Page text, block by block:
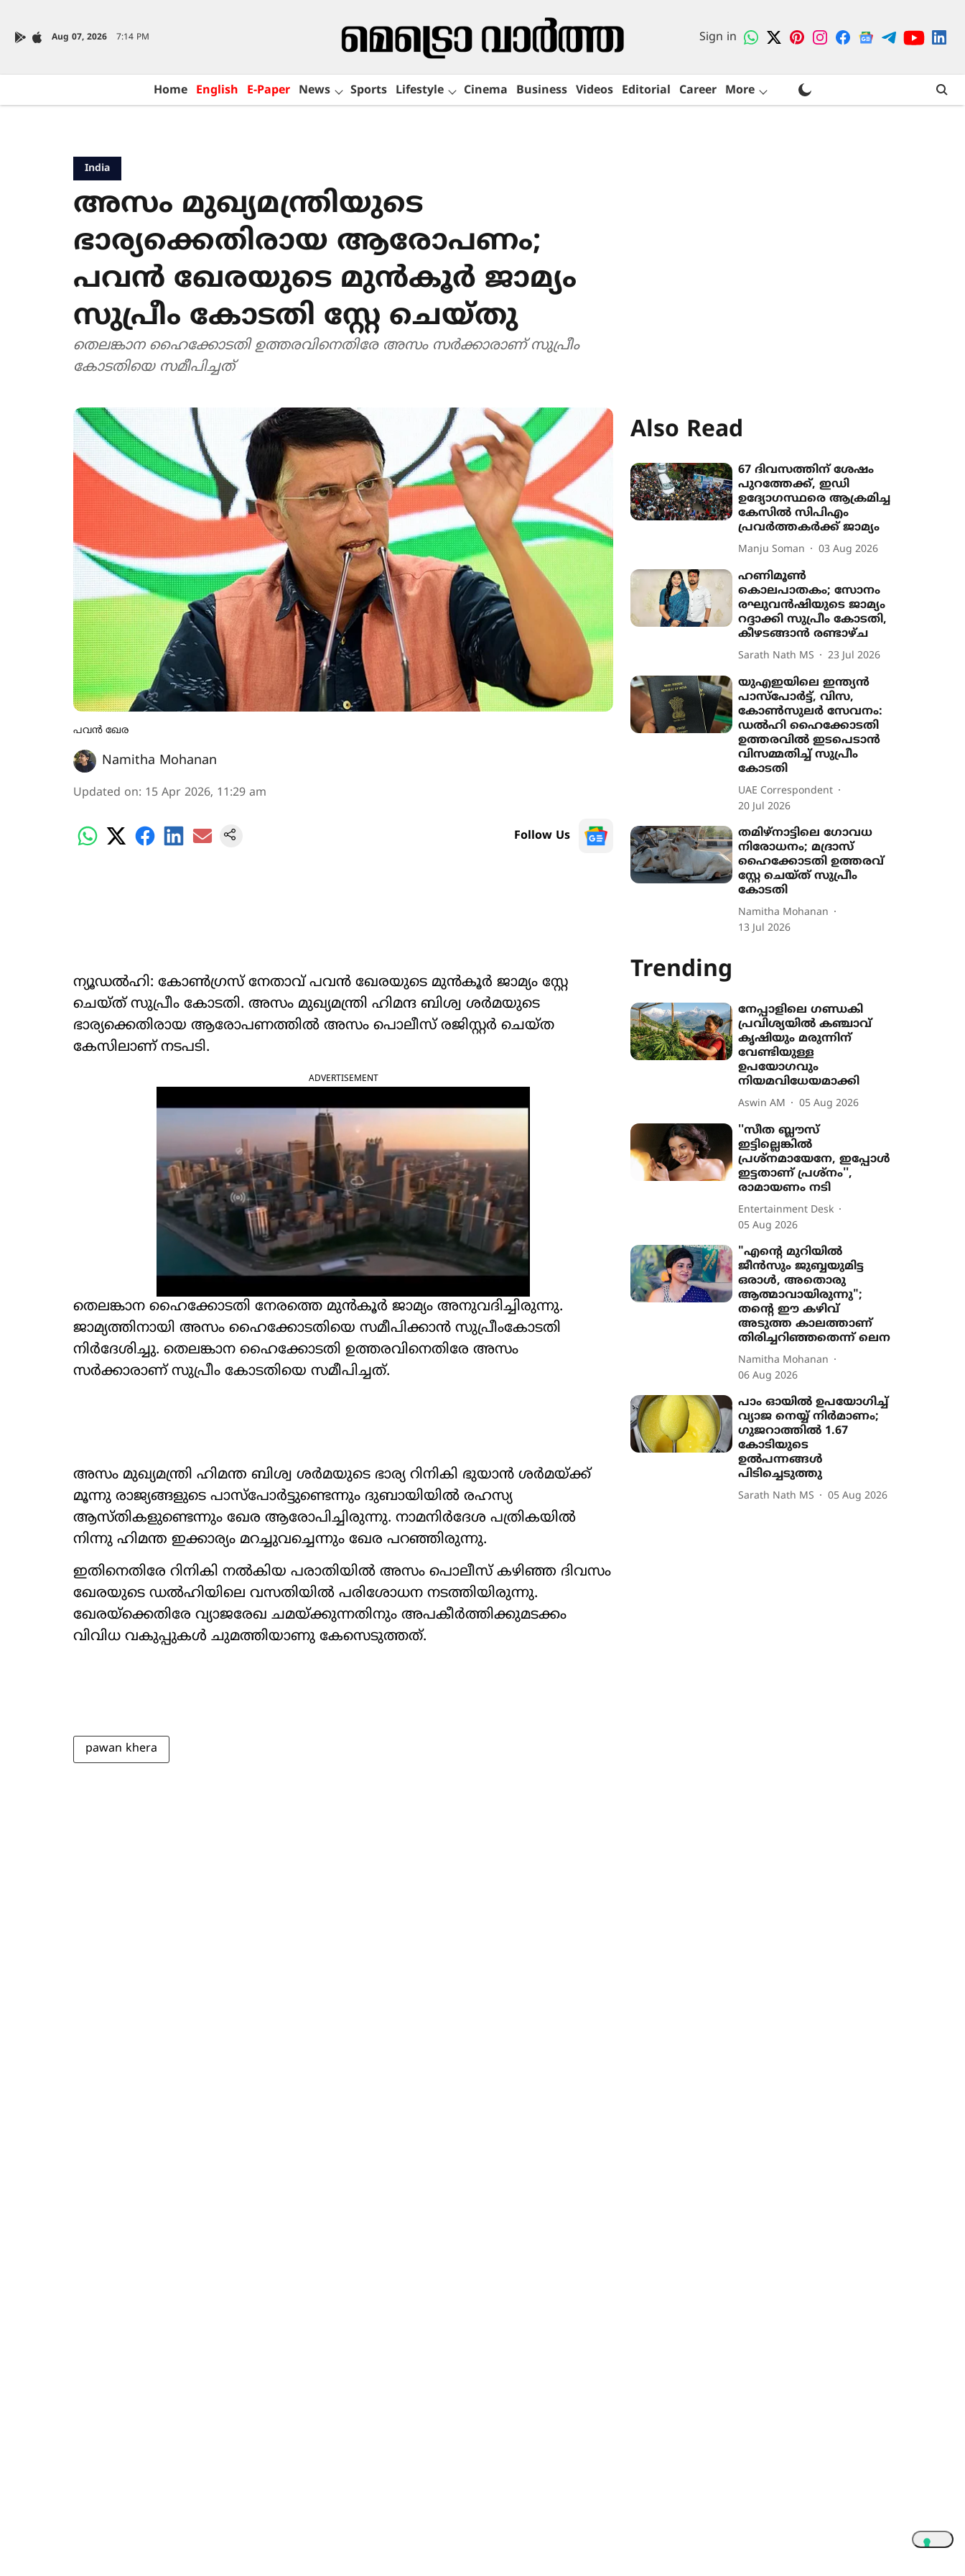
Aug 07, 2026 7:14 PM Sign in
Home English E-Paper News Sports Lifestyle Cinema Business Videos Editorial Career More
India
അസം മുഖ്യമന്ത്രിയുടെ
ഭാര്യക്കെതിരായ ആരോപണം;
പവന്‍ ഖേരയുടെ മുന്‍കൂര്‍ ജാമ്യം
സുപ്രീം കോടതി സ്റ്റേ ചെയ്തു
തെലങ്കാന ഹൈക്കോടതി ഉത്തരവിനെതിരേ അസം സർക്കാരാണ് സുപ്രീം
കോടതിയെ സമീപിച്ചത്
പവൻ ഖേര
Namitha Mohanan
Updated on: 15 Apr 2026, 11:29 am
Follow Us
ന്യൂഡല്‍ഹി: കോണ്‍ഗ്രസ് നേതാവ് പവന്‍ ഖേരയുടെ മുന്‍കൂര്‍ ജാമ്യം സ്റ്റേ
ചെയ്ത് സുപ്രീം കോടതി. അസം മുഖ്യമന്ത്രി ഹിമന്ദ ബിശ്വ ശര്‍മയുടെ
ഭാര്യക്കെതിരായ ആരോപണത്തില്‍ അസം പൊലീസ് രജിസ്റ്റര്‍ ചെയ്ത
കേസിലാണ് നടപടി.
ADVERTISEMENT
തെലങ്കാന ഹൈക്കോടതി നേരത്തെ മുന്‍കൂര്‍ ജാമ്യം അനുവദിച്ചിരുന്നു.
ജാമ്യത്തിനായി അസം ഹൈക്കോടതിയെ സമീപിക്കാൻ സുപ്രീംകോടതി
നിർദേശിച്ചു. തെലങ്കാന ഹൈക്കോടതി ഉത്തരവിനെതിരേ അസം
സർക്കാരാണ് സുപ്രീം കോടതിയെ സമീപിച്ചത്.
അസം മുഖ്യമന്ത്രി ഹിമന്ത ബിശ്വ ശർമയുടെ ഭാര്യ റിനികി ഭുയാൻ ശർമയ്ക്ക്
മൂന്നു രാജ്യങ്ങളുടെ പാസ്പോർട്ടുണ്ടെന്നും ദുബായിയിൽ രഹസ്യ
ആസ്തികളുണ്ടെന്നും ഖേര ആരോപിച്ചിരുന്നു. നാമനിർദേശ പത്രികയിൽ
നിന്നു ഹിമന്ത ഇക്കാര്യം മറച്ചുവച്ചെന്നും ഖേര പറഞ്ഞിരുന്നു.
ഇതിനെതിരേ റിനികി നൽകിയ പരാതിയിൽ അസം പൊലീസ് കഴിഞ്ഞ ദിവസം
ഖേരയുടെ ഡൽഹിയിലെ വസതിയിൽ പരിശോധന നടത്തിയിരുന്നു.
ഖേരയ്ക്കെതിരേ വ്യാജരേഖ ചമയ്ക്കുന്നതിനും അപകീർത്തിക്കുമടക്കം
വിവിധ വകുപ്പുകൾ ചുമത്തിയാണു കേസെടുത്തത്.
pawan khera
Also Read
67 ദിവസത്തിന് ശേഷം
പുറത്തേക്ക്, ഇഡി
ഉദ്യോഗസ്ഥരെ ആക്രമിച്ച
കേസിൽ സിപിഎം
പ്രവർത്തകർക്ക് ജാമ്യം
Manju Soman 03 Aug 2026
ഹണിമൂൺ
കൊലപാതകം; സോനം
രഘുവൻഷിയുടെ ജാമ്യം
റദ്ദാക്കി സുപ്രീം കോടതി,
കീഴടങ്ങാൻ രണ്ടാഴ്ച
Sarath Nath MS 23 Jul 2026
യുഎഇയിലെ ഇന്ത്യൻ
പാസ്‌പോർട്ട്, വിസ,
കോൺസുലർ സേവനം:
ഡൽഹി ഹൈക്കോടതി
ഉത്തരവിൽ ഇടപെടാൻ
വിസമ്മതിച്ച് സുപ്രീം
കോടതി
UAE Correspondent
20 Jul 2026
തമിഴ്നാട്ടിലെ ഗോവധ
നിരോധനം; മദ്രാസ്
ഹൈക്കോടതി ഉത്തരവ്
സ്റ്റേ ചെയ്ത് സുപ്രീം
കോടതി
Namitha Mohanan
13 Jul 2026
Trending
നേപ്പാളിലെ ഗണ്ഡകി
പ്രവിശ‍്യയിൽ കഞ്ചാവ്
കൃഷി‍യും മരുന്നിന്
വേണ്ടിയുള്ള
ഉപയോഗവും
നിയമവിധേയമാക്കി
Aswin AM 05 Aug 2026
''സീത ബ്ലൗസ്
ഇട്ടില്ലെങ്കിൽ
പ്രശ്നമായേനേ, ഇപ്പോൾ
ഇട്ടതാണ് പ്രശ്നം'',
രാമായണം നടി
Entertainment Desk
05 Aug 2026
"എന്‍റെ മുറിയിൽ
ജീൻസും ജുബ്ബയുമിട്ട
ഒരാൾ, അതൊരു
ആത്മാവായിരുന്നു";
തന്‍റെ ഈ കഴിവ്
അടുത്ത കാലത്താണ്
തിരിച്ചറിഞ്ഞതെന്ന് ലെന
Namitha Mohanan
06 Aug 2026
പാം ഓയിൽ ഉപയോഗിച്ച്
വ്യാജ നെയ്യ് നിർമാണം;
ഗുജറാത്തിൽ 1.67
കോടിയുടെ
ഉൽപന്നങ്ങൾ
പിടിച്ചെടുത്തു
Sarath Nath MS 05 Aug 2026